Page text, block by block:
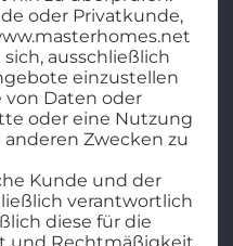
oder Privatkunde,
ausschließlich
einzustellen
Daten oder
oder eine Nutzung
Zwecken zu
Kunde und der
verantwortlich
diese für die